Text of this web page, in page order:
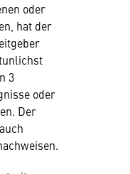
oder
hat der
3
oder
Der